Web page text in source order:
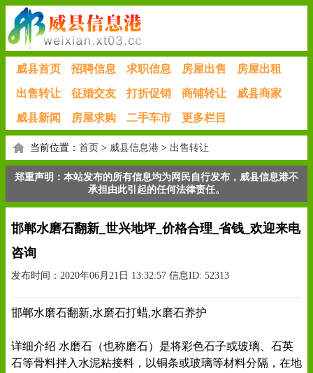
威县首页 招聘信息 求职信息 房屋出售 房屋出租
出售转让 征婚交友 打折促销 商铺转让 威县商家
威县新闻 房屋求购 二手车市 更多栏目
当前位置： 首页 > 威县信息港 > 出售转让
郑重声明：本站发布的所有信息均为网民自行发布，威县信息港不
承担由此引起的任何法律责任。
邯郸水磨石翻新_世兴地坪_价格合理_省钱_欢迎来电
咨询
发布时间：2020年06月21日 13:32:57 信息ID: 52313
邯郸水磨石翻新,水磨石打蜡,水磨石养护
详细介绍 水磨石（也称磨石）是将彩色石子或玻璃、石英
石等骨料拌入水泥粘接料，以铜条或玻璃等材料分隔，在地